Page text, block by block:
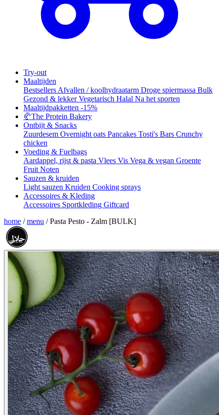
Try-out
Maaltijden
Bestsellers Afvallen / koolhydraatarm Droge spiermassa Bulk
Gezond & lekkerVegetarisch Halal Na het sporten
Maaltijdpakketten -15%
🥐The Protein Bakery
Ontbijt & Snacks
Zuurdesem Overnight oats Pancakes Tosti's Bars Crunchy
chicken
Voeding & Fuelbags
Aardappel, rijst & pasta Vlees Vis Vega & vegan Groente
Fruit Noten
Sauzen & kruiden
Light sauzen Kruiden Cooking sprays
Accessoires & Kleding
Accessoires Sportkleding Giftcard
home / menu / Pasta Pesto - Zalm [BULK]
حلال
HALAL